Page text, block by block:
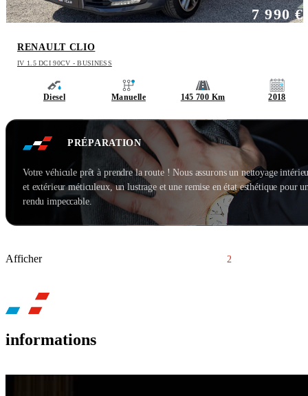
RENAULT CLIO
IV 1.5 DCI 90CV - BUSINESS
Diesel Manuelle 145 700 Km 2018
7 990 €
PRÉPARATION
Votre véhicule prêt à prendre la route ! Nous assurons un nettoyage
et extérieur méticuleux, un lustrage et une remise en état esthétique pour
rendu impeccable.
Afficher 2
informations